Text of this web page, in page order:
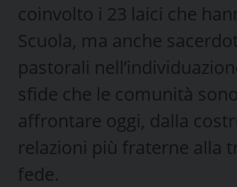
coinvolto i 23 laici che
Scuola, ma anche
pastorali
sfide che le comunità
affrontare oggi, dalla
relazioni più fraterne alla
fede.